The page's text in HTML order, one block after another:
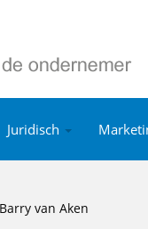
Juridisch
Barry van Aken